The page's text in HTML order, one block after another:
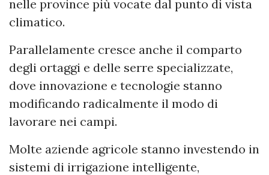
nelle province più vocate dal punto di vista
climatico.
Parallelamente cresce anche il comparto
degli ortaggi e delle serre specializzate,
dove innovazione e tecnologie stanno
modificando radicalmente il modo di
lavorare nei campi.
Molte aziende agricole stanno investendo in
sistemi di irrigazione intelligente,